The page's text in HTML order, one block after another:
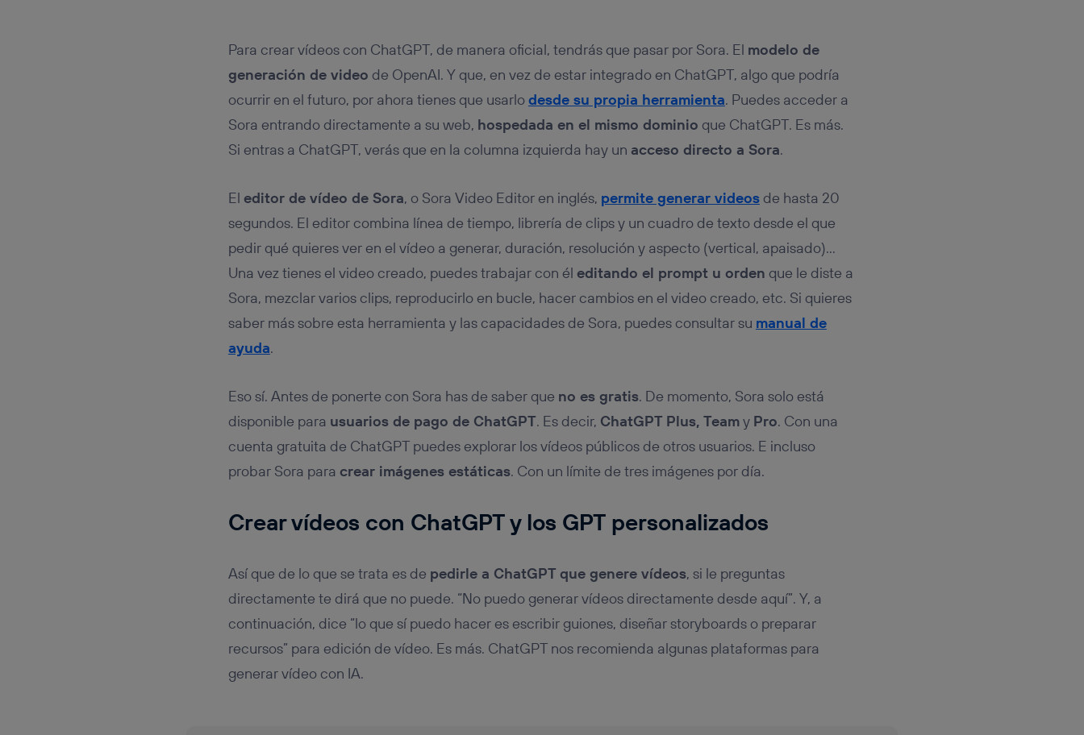
Para crear vídeos con ChatGPT, de manera oficial, tendrás que pasar por Sora. El modelo de
generación de video de OpenAI. Y que, en vez de estar integrado en ChatGPT, algo que podría
ocurrir en el futuro, por ahora tienes que usarlodesde su propia herramienta. Puedes acceder a
Sora entrando directamente a su web, hospedada en el mismo dominio que ChatGPT. Es más.
Si entras a ChatGPT, verás que en la columna izquierda hay un acceso directo a Sora.
El editor de vídeo de Sora, o Sora Video Editor en inglés, permite generar videosde hasta 20
segundos. El editor combina línea de tiempo, librería de clips y un cuadro de texto desde el que
pedir qué quieres ver en el vídeo a generar, duración, resolución y aspecto (vertical, apaisado)…
Una vez tienes el video creado, puedes trabajar con él editando el prompt u orden que le diste a
Sora, mezclar varios clips, reproducirlo en bucle, hacer cambios en el video creado, etc. Si quieres
saber más sobre esta herramienta y las capacidades de Sora, puedes consultar su manual de
ayuda.
Eso sí. Antes de ponerte con Sora has de saber que no es gratis. De momento, Sora solo está
disponible para usuarios de pago de ChatGPT. Es decir, ChatGPT Plus, Teamy Pro. Con una
cuenta gratuita de ChatGPT puedes explorar los vídeos públicos de otros usuarios. E incluso
probar Sora para crear imágenes estáticas. Con un límite de tres imágenes por día.
Crear vídeos con ChatGPT y los GPT personalizados
Así que de lo que se trata es de pedirle a ChatGPT que genere vídeos, si le preguntas
directamente te dirá que no puede. “No puedo generar vídeos directamente desde aquí”. Y, a
continuación, dice “lo que sí puedo hacer es escribir guiones, diseñar storyboards o preparar
recursos” para edición de vídeo. Es más. ChatGPT nos recomienda algunas plataformas para
generar vídeo con IA.